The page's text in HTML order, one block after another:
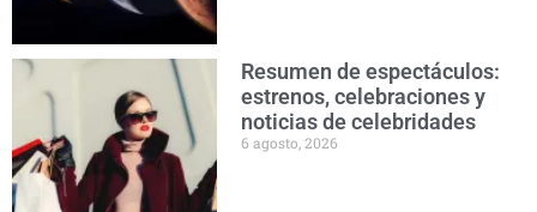
Resumen de espectáculos:
estrenos, celebraciones y
noticias de celebridades
6 agosto, 2026